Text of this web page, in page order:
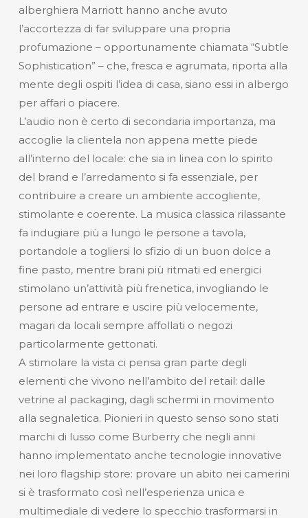
alberghiera Marriott hanno anche avuto
l’accortezza di far sviluppare una propria
profumazione – opportunamente chiamata “Subtle
Sophistication” – che, fresca e agrumata, riporta alla
mente degli ospiti l’idea di casa, siano essi in albergo
per affari o piacere.
L’audio non è certo di secondaria importanza, ma
accoglie la clientela non appena mette piede
all’interno del locale: che sia in linea con lo spirito
del brand e l’arredamento si fa essenziale, per
contribuire a creare un ambiente accogliente,
stimolante e coerente. La musica classica rilassante
fa indugiare più a lungo le persone a tavola,
portandole a togliersi lo sfizio di un buon dolce a
fine pasto, mentre brani più ritmati ed energici
stimolano un’attività più frenetica, invogliando le
persone ad entrare e uscire più velocemente,
magari da locali sempre affollati o negozi
particolarmente gettonati.
A stimolare la vista ci pensa gran parte degli
elementi che vivono nell’ambito del retail: dalle
vetrine al packaging, dagli schermi in movimento
alla segnaletica. Pionieri in questo senso sono stati
marchi di lusso come Burberry che negli anni
hanno implementato anche tecnologie innovative
nei loro flagship store: provare un abito nei camerini
si è trasformato così nell’esperienza unica e
multimediale di vedere lo specchio trasformarsi in